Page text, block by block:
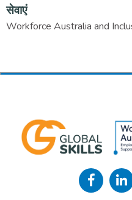
सेवाएं
Workforce Australia and